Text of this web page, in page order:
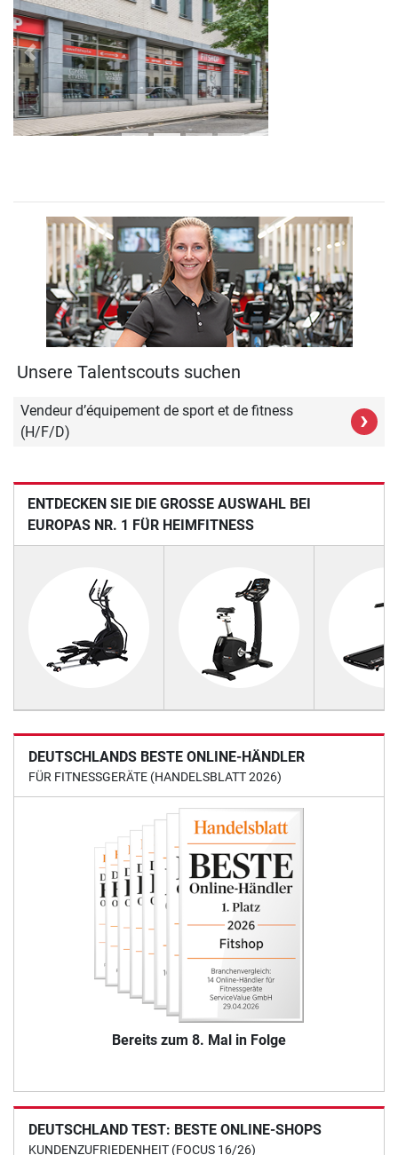
Previous
Unsere Talentscouts suchen
Vendeur d’équipement de sport et de fitness
(H/F/D)
›
ENTDECKEN SIE DIE GROSSE AUSWAHL BEI E
UROPAS NR. 1 FÜR HEIMFITNESS
DEUTSCHLANDS BESTE ONLINE-HÄNDLER
FÜR FITNESSGERÄTE (HANDELSBLATT 2026)
Bereits zum 8. Mal in Folge
DEUTSCHLAND TEST: BESTE ONLINE-SHOPS
KUNDENZUFRIEDENHEIT (FOCUS 16/26)